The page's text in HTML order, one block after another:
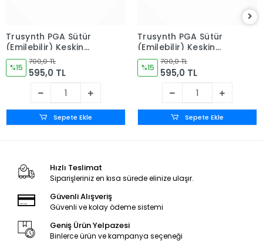
Trusynth PGA Sütür
(Emilebilir) Keskin
İğneli 12'li Kutu No: 2
%15
700,0 TL
595,0 TL
Sepete Ekle
Trusynth PGA Sütür
(Emilebilir) Keskin
İğneli 12'li Kutu No: 1
%15
700,0 TL
595,0 TL
Sepete Ekle
Hızlı Teslimat
Siparişleriniz en kısa sürede elinize ulaşır.
Güvenli Alışveriş
Güvenli ve kolay ödeme sistemi
Geniş Ürün Yelpazesi
Binlerce ürün ve kampanya seçeneği